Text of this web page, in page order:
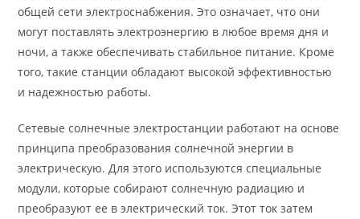
общей сети электроснабжения. Это означает, что они
могут поставлять электроэнергию в любое время дня и
ночи, а также обеспечивать стабильное питание. Кроме
того, такие станции обладают высокой эффективностью
и надежностью работы.
Сетевые солнечные электростанции работают на основе
принципа преобразования солнечной энергии в
электрическую. Для этого используются специальные
модули, которые собирают солнечную радиацию и
преобразуют ее в электрический ток. Этот ток затем